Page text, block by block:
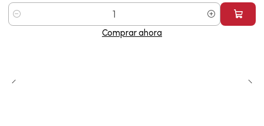
Cantidad
Comprar ahora